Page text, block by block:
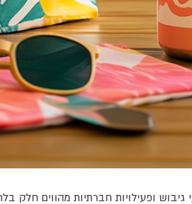
גיבוש ופעילויות חברתיות מהווים חלק